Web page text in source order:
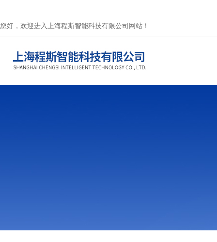
您好，欢迎进入上海程斯智能科技有限公司网站！